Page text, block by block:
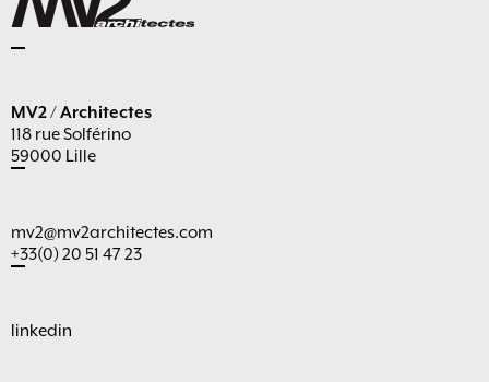
MV2 / Architectes
118 rue Solférino
59000 Lille
mv2@mv2architectes.com
+33(0) 20 51 47 23
linkedin